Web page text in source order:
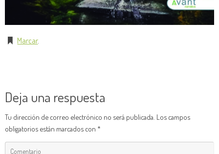
Marcar.
Deja una respuesta
Tu dirección de correo electrónico no será publicada. Los campos
obligatorios están marcados con *